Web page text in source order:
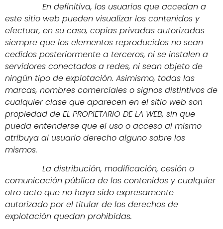
En definitiva, los usuarios que accedan a
este sitio web pueden visualizar los contenidos y
efectuar, en su caso, copias privadas autorizadas
siempre que los elementos reproducidos no sean
cedidos posteriormente a terceros, ni se instalen a
servidores conectados a redes, ni sean objeto de
ningún tipo de explotación. Asimismo, todas las
marcas, nombres comerciales o signos distintivos de
cualquier clase que aparecen en el sitio web son
propiedad de EL PROPIETARIO DE LA WEB, sin que
pueda entenderse que el uso o acceso al mismo
atribuya al usuario derecho alguno sobre los
mismos.
La distribución, modificación, cesión o
comunicación pública de los contenidos y cualquier
otro acto que no haya sido expresamente
autorizado por el titular de los derechos de
explotación quedan prohibidas.